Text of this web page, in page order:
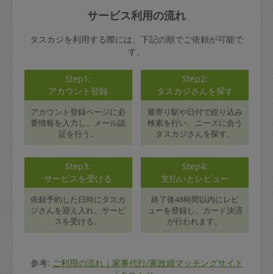
サービス利用の流れ
タスカジを利用する際には、下記の順でご依頼が可能で
す。
Step1:
アカウント登録
アカウント登録ページに必
要情報を入力し、メール認
証を行う。
Step2:
タスカジさんを探す
最寄り駅や日付で絞り込み
検索を行い、ニーズに合う
タスカジさんを探す。
Step3:
サービスを受ける
依頼予約した日時にタスカ
ジさんを迎え入れ、サービ
スを受ける。
Step4:
支払いとレビュー
終了後48時間以内にレビ
ューを登録し、カード決済
が行われます。
参考: ご利用の流れ｜家事代行/家政婦マッチングサイト